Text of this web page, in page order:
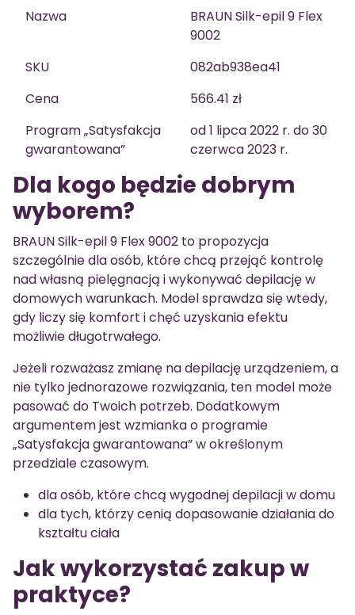
Nazwa
BRAUN Silk-epil 9 Flex
9002
SKU
082ab938ea41
Cena
566.41 zł
Program „Satysfakcja
gwarantowana”
od 1 lipca 2022 r. do 30
czerwca 2023 r.
Dla kogo będzie dobrym
wyborem?
BRAUN Silk-epil 9 Flex 9002 to propozycja
szczególnie dla osób, które chcą przejąć kontrolę
nad własną pielęgnacją i wykonywać depilację w
domowych warunkach. Model sprawdza się wtedy,
gdy liczy się komfort i chęć uzyskania efektu
możliwie długotrwałego.
Jeżeli rozważasz zmianę na depilację urządzeniem, a
nie tylko jednorazowe rozwiązania, ten model może
pasować do Twoich potrzeb. Dodatkowym
argumentem jest wzmianka o programie
„Satysfakcja gwarantowana” w określonym
przedziale czasowym.
dla osób, które chcą wygodnej depilacji w domu
dla tych, którzy cenią dopasowanie działania do
kształtu ciała
Jak wykorzystać zakup w
praktyce?